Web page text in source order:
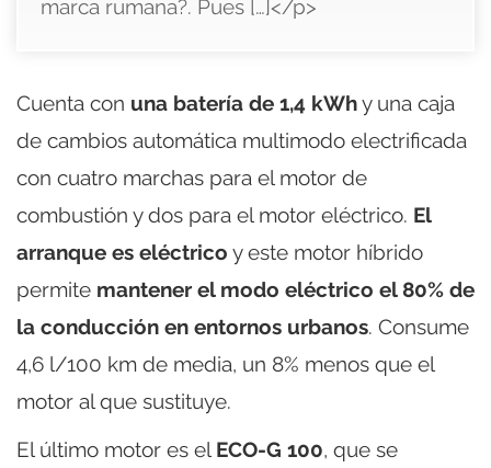
marca rumana?. Pues […]</p>
Cuenta con una batería de 1,4 kWhy una caja
de cambios automática multimodo electrificada
con cuatro marchas para el motor de
combustión y dos para el motor eléctrico. El
arranque es eléctrico y este motor híbrido
permite mantener el modo eléctrico el 80% de
la conducción en entornos urbanos. Consume
4,6 l/100 km de media, un 8% menos que el
motor al que sustituye.
El último motor es el ECO-G 100, que se